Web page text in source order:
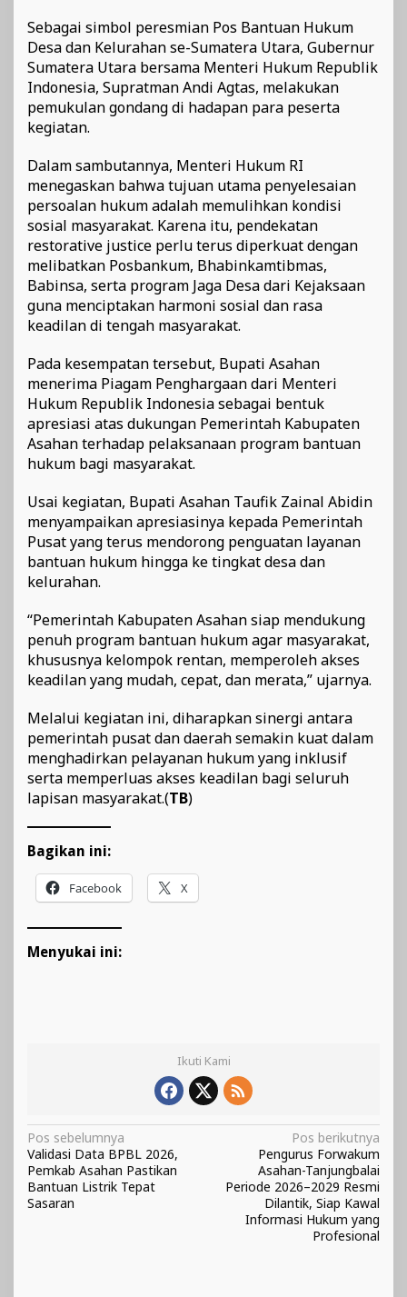
Sebagai simbol peresmian Pos Bantuan Hukum
Desa dan Kelurahan se-Sumatera Utara, Gubernur
Sumatera Utara bersama Menteri Hukum Republik
Indonesia, Supratman Andi Agtas, melakukan
pemukulan gondang di hadapan para peserta
kegiatan.
Dalam sambutannya, Menteri Hukum RI
menegaskan bahwa tujuan utama penyelesaian
persoalan hukum adalah memulihkan kondisi
sosial masyarakat. Karena itu, pendekatan
restorative justice perlu terus diperkuat dengan
melibatkan Posbankum, Bhabinkamtibmas,
Babinsa, serta program Jaga Desa dari Kejaksaan
guna menciptakan harmoni sosial dan rasa
keadilan di tengah masyarakat.
Pada kesempatan tersebut, Bupati Asahan
menerima Piagam Penghargaan dari Menteri
Hukum Republik Indonesia sebagai bentuk
apresiasi atas dukungan Pemerintah Kabupaten
Asahan terhadap pelaksanaan program bantuan
hukum bagi masyarakat.
Usai kegiatan, Bupati Asahan Taufik Zainal Abidin
menyampaikan apresiasinya kepada Pemerintah
Pusat yang terus mendorong penguatan layanan
bantuan hukum hingga ke tingkat desa dan
kelurahan.
“Pemerintah Kabupaten Asahan siap mendukung
penuh program bantuan hukum agar masyarakat,
khususnya kelompok rentan, memperoleh akses
keadilan yang mudah, cepat, dan merata,” ujarnya.
Melalui kegiatan ini, diharapkan sinergi antara
pemerintah pusat dan daerah semakin kuat dalam
menghadirkan pelayanan hukum yang inklusif
serta memperluas akses keadilan bagi seluruh
lapisan masyarakat.(TB)
Bagikan ini:
Facebook X
Menyukai ini:
Ikuti Kami
Navigasi
pos
Pos sebelumnya
Validasi Data BPBL 2026,
Pemkab Asahan Pastikan
Bantuan Listrik Tepat
Sasaran
Pos berikutnya
Pengurus Forwakum
Asahan-Tanjungbalai
Periode 2026–2029 Resmi
Dilantik, Siap Kawal
Informasi Hukum yang
Profesional